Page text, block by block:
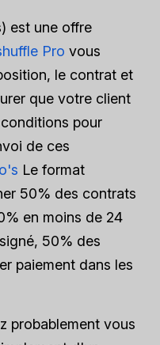
est une offre
Pro vous
le contrat et
que votre client
pour
de ces
Le format
50% des contrats
en moins de 24
50% des
paiement dans les
probablement vous